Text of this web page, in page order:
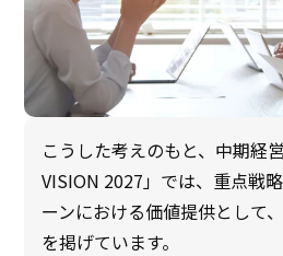
こうした考えのもと、中期経
VISION 2027」では、重点戦
ーンにおける価値提供として
を掲げています。